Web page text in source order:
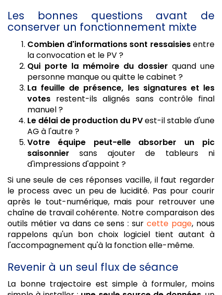
Les bonnes questions avant de
conserver un fonctionnement mixte
Combien d'informations sont ressaisiesentre
la convocation et le PV ?
Qui porte la mémoire du dossier quand une
personne manque ou quitte le cabinet ?
La feuille de présence, les signatures et les
votes restent-ils alignés sans contrôle final
manuel ?
Le délai de production du PVest-il stable d'une
AG à l'autre ?
Votre équipe peut-elle absorber un pic
saisonnier sans ajouter de tableurs ni
d'impressions d'appoint ?
Si une seule de ces réponses vacille, il faut regarder
le process avec un peu de lucidité. Pas pour courir
après le tout-numérique, mais pour retrouver une
chaîne de travail cohérente. Notre comparaison des
outils métier va dans ce sens : surcette page, nous
rappelons qu'un bon choix logiciel tient autant à
l'accompagnement qu'à la fonction elle-même.
Revenir à un seul flux de séance
La bonne trajectoire est simple à formuler, moins